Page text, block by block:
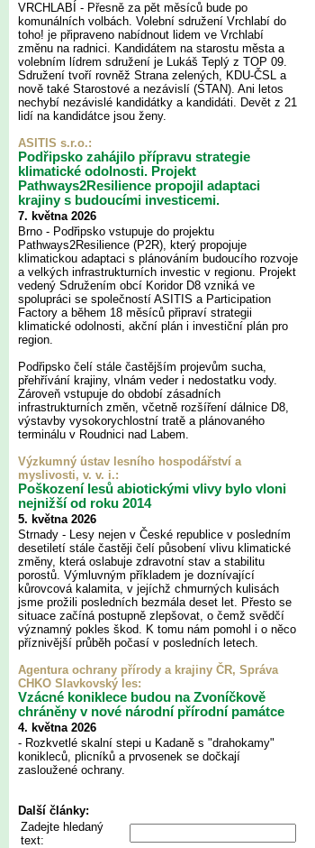
VRCHLABÍ - Přesně za pět měsíců bude po
komunálních volbách. Volební sdružení Vrchlabí do
toho! je připraveno nabídnout lidem ve Vrchlabí
změnu na radnici. Kandidátem na starostu města a
volebním lídrem sdružení je Lukáš Teplý z TOP 09.
Sdružení tvoří rovněž Strana zelených, KDU-ČSL a
nově také Starostové a nezávislí (STAN). Ani letos
nechybí nezávislé kandidátky a kandidáti. Devět z 21
lidí na kandidátce jsou ženy.
ASITIS s.r.o.:
Podřipsko zahájilo přípravu strategie
klimatické odolnosti. Projekt
Pathways2Resilience propojil adaptaci
krajiny s budoucími investicemi.
7. května 2026
Brno - Podřipsko vstupuje do projektu
Pathways2Resilience (P2R), který propojuje
klimatickou adaptaci s plánováním budoucího rozvoje
a velkých infrastrukturních investic v regionu. Projekt
vedený Sdružením obcí Koridor D8 vzniká ve
spolupráci se společností ASITIS a Participation
Factory a během 18 měsíců připraví strategii
klimatické odolnosti, akční plán i investiční plán pro
region.
Podřipsko čelí stále častějším projevům sucha,
přehřívání krajiny, vlnám veder i nedostatku vody.
Zároveň vstupuje do období zásadních
infrastrukturních změn, včetně rozšíření dálnice D8,
výstavby vysokorychlostní tratě a plánovaného
terminálu v Roudnici nad Labem.
Výzkumný ústav lesního hospodářství a
myslivosti, v. v. i.:
Poškození lesů abiotickými vlivy bylo vloni
nejnižší od roku 2014
5. května 2026
Strnady - Lesy nejen v České republice v posledním
desetiletí stále častěji čelí působení vlivu klimatické
změny, která oslabuje zdravotní stav a stabilitu
porostů. Výmluvným příkladem je doznívající
kůrovcová kalamita, v jejíchž chmurných kulisách
jsme prožili posledních bezmála deset let. Přesto se
situace začíná postupně zlepšovat, o čemž svědčí
významný pokles škod. K tomu nám pomohl i o něco
příznivější průběh počasí v posledních letech.
Agentura ochrany přírody a krajiny ČR, Správa
CHKO Slavkovský les:
Vzácné koniklece budou na Zvoníčkově
chráněny v nové národní přírodní památce
4. května 2026
- Rozkvetlé skalní stepi u Kadaně s "drahokamy"
konikleců, plicníků a prvosenek se dočkají
zasloužené ochrany.
Další články:
Zadejte hledaný
text: